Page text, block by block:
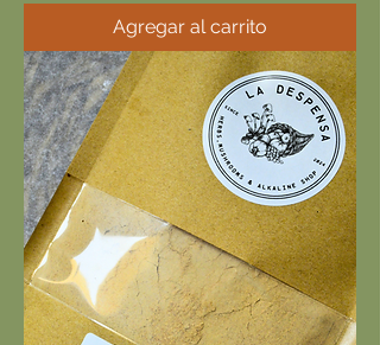
Agregar al carrito